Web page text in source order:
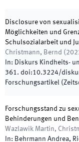
Disclosure von
Möglichkeiten und
Schulsozialarbeit und
Christmann, Bernd (
In: Diskurs Kindheits-
361. doi:10.3224/
Forschungsartikel
Forschungsstand zu
Behinderungen und
Wazlawik Martin,
In: Behrmann Andrea,